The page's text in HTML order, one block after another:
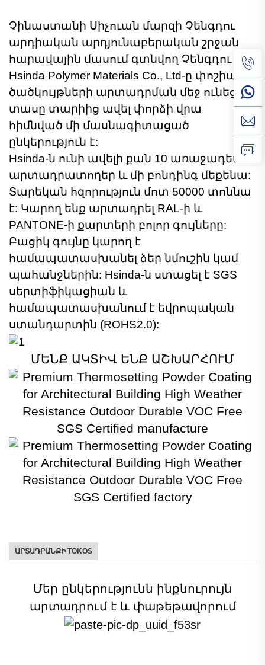
Չինաստանի Սիչուան մարզի Չենգդու
արդիական արդյունաբերական շրջան
հարավային մասում գտնվող Չենգդու
Hsinda Polymer Materials Co., Ltd-ը փոշիային
ծածկույթների արտադրման մեջ ունեցած
տասը տարիից ավել փորձի վրա
հիմնված մի մասնագիտացած
ընկերություն է:
Hsinda-ն ունի ավելի քան 10 առաջադեմ
արտադրատողեր և մի բոնդինգ մեքենա:
Տարեկան հզորություն մոտ 50000 տոննա
է: Կարող ենք արտադրել RAL-ի և
PANTONE-ի քարտերի բոլոր գույները:
Բացիկ գույնը կարող է
համապատասխանել ձեր նմուշին կամ
պահանջներին: Hsinda-ն ստացել է SGS
սերտիֆիկացիան և
համապատասխանում է եվրոպական
ստանդարտին (ROHS2.0):
ՄԵՆՔ ԱԿՏԻՎ ԵՆՔ ԱՇԽԱՐՀՈՒՄ
ԱՐՏԱԴՐԱՆՔԻ TOKOS
Մեր ընկերությունն ինքնուրույն
արտադրում է և փաթեթավորում